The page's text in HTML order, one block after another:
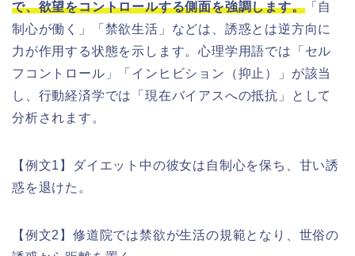
で、欲望をコントロールする側面を強調します。「自
制心が働く」「禁欲生活」などは、誘惑とは逆方向に
力が作用する状態を示します。心理学用語では「セル
フコントロール」「インヒビション（抑止）」が該当
し、行動経済学では「現在バイアスへの抵抗」として
分析されます。
【例文1】ダイエット中の彼女は自制心を保ち、甘い誘
惑を退けた。
【例文2】修道院では禁欲が生活の規範となり、世俗の